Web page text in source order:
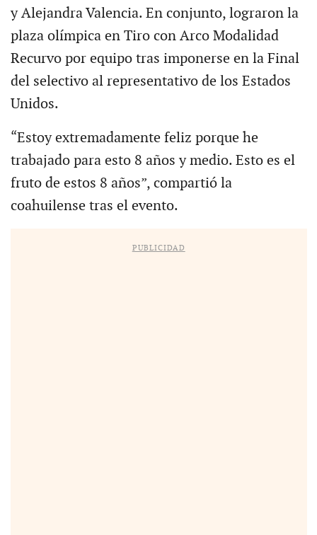
y Alejandra Valencia. En conjunto, lograron la
plaza olímpica en Tiro con Arco Modalidad
Recurvo por equipo tras imponerse en la Final
del selectivo al representativo de los Estados
Unidos.
“Estoy extremadamente feliz porque he
trabajado para esto 8 años y medio. Esto es el
fruto de estos 8 años”, compartió la
coahuilense tras el evento.
PUBLICIDAD